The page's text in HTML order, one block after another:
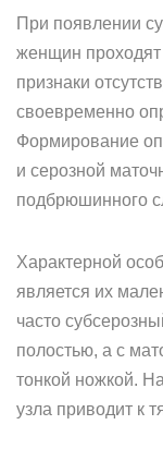
При появлении
женщин проходят
признаки
своевременно
Формирование
и серозной
подбрюшинного
Характерной
является их
часто
полостью, а с
тонкой ножкой.
узла приводит к